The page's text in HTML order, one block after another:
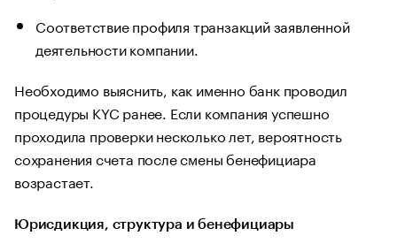
Соответствие профиля транзакций заявленной
деятельности компании.
Необходимо выяснить, как именно банк проводил
процедуры KYC ранее. Если компания успешно
проходила проверки несколько лет, вероятность
сохранения счета после смены бенефициара
возрастает.
Юрисдикция, структура и бенефициары